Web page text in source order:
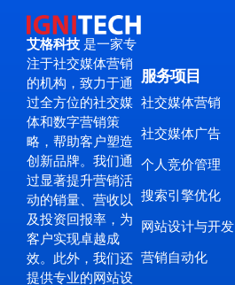
艾格科技 是一家专
注于社交媒体营销
的机构，致力于通
过全方位的社交媒
体和数字营销策
略，帮助客户塑造
创新品牌。我们通
过显著提升营销活
动的销量、营收以
及投资回报率，为
客户实现卓越成
效。此外，我们还
提供专业的网站设
服务项目
社交媒体营销
社交媒体广告
个人竞价管理
搜索引擎优化
网站设计与开发
营销自动化